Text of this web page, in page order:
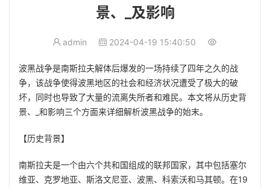
景、_及影响
admin 2024-04-19 15:40:50
波黑战争是南斯拉夫解体后爆发的一场持续了四年之久的战
争，该战争使得波黑地区的社会和经济状况遭受了极大的破
坏，同时也导致了大量的流离失所者和难民。本文将从历史背
景、_和影响三个方面来详细解析波黑战争的始末。
【历史背景】
南斯拉夫是一个由六个共和国组成的联邦国家，其中包括塞尔
维亚、克罗地亚、斯洛文尼亚、波黑、科索沃和马其顿。在19